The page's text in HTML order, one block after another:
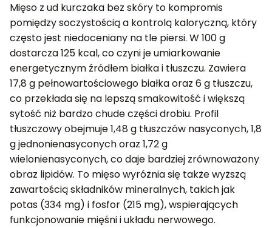
Mięso z ud kurczaka bez skóry to kompromis
pomiędzy soczystością a kontrolą kaloryczną, który
często jest niedoceniany na tle piersi. W 100 g
dostarcza 125 kcal, co czyni je umiarkowanie
energetycznym źródłem białka i tłuszczu. Zawiera
17,8 g pełnowartościowego białka oraz 6 g tłuszczu,
co przekłada się na lepszą smakowitość i większą
sytość niż bardzo chude części drobiu. Profil
tłuszczowy obejmuje 1,48 g tłuszczów nasyconych, 1,8
g jednonienasyconych oraz 1,72 g
wielonienasyconych, co daje bardziej zrównoważony
obraz lipidów. To mięso wyróżnia się także wyższą
zawartością składników mineralnych, takich jak
potas (334 mg) i fosfor (215 mg), wspierających
funkcjonowanie mięśni i układu nerwowego.